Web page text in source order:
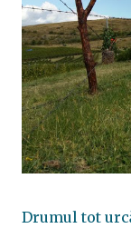
Drumul tot